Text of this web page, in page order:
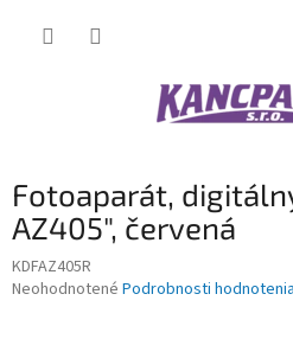
Fotoaparát,
AZ405", červená
KDFAZ405R
Priemerné
Neohodnotené Podrobnosti hodnotenia